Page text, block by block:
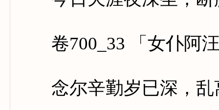
卷700_33 「女仆阿
念尔辛勤岁已深，乱